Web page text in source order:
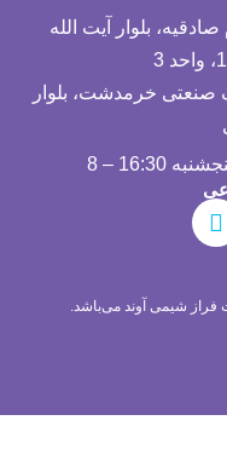
بلوار آیت الله
صنعتی خرمدشت، بلوار
– 8
E
a
r
شیمی آوند می‌باشد.